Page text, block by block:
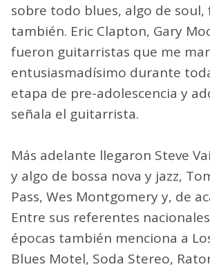
sobre todo blues, algo de soul,
también. Eric Clapton, Gary
fueron guitarristas que me
entusiasmadísimo durante
etapa de pre-adolescencia y
señala el guitarrista.
Más adelante llegaron Steve
y algo de bossa nova y jazz,
Pass, Wes Montgomery y, de
Entre sus referentes
épocas también menciona a
Blues Motel, Soda Stereo,